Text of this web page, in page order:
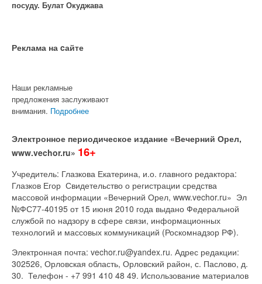
посуду. Булат Окуджава
Реклама на cайте
Наши рекламные
предложения заслуживают
внимания. Подробнее
Электронное периодическое издание «Вечерний Орел,
www.vechor.ru» 16+
Учредитель: Глазкова Екатерина, и.о. главного редактора:
Глазков Егор Свидетельство о регистрации средства
массовой информации «Вечерний Орел, www.vechor.ru» Эл
№ФС77-40195 от 15 июня 2010 года выдано Федеральной
службой по надзору в сфере связи, информационных
технологий и массовых коммуникаций (Роскомнадзор РФ).
Электронная почта: vechor.ru@yandex.ru. Адрес редакции:
302526, Орловская область, Орловский район, с. Паслово, д.
30. Телефон - +7 991 410 48 49. Использование материалов